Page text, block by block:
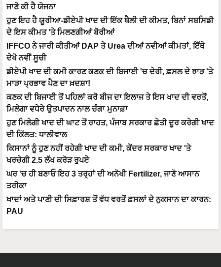
ਜਾਣੋ ਕੀ ਹੈ ਯੋਜਨਾ
ਹੁਣ ਇਹ ਹੈ ਯੂਰੀਆ-ਡੀਏਪੀ ਖਾਦ ਦੀ ਇੱਕ ਥੈਲੀ ਦੀ ਕੀਮਤ, ਬਿਨਾਂ ਸਬਸਿਡੀ
ਦੇ ਇਸ ਕੀਮਤ 'ਤੇ ਮਿਲਣਗੀਆਂ ਬੋਰੀਆਂ
IFFCO ਨੇ ਜਾਰੀ ਕੀਤੀਆਂ DAP ਤੇ Urea ਦੀਆਂ ਨਵੀਆਂ ਕੀਮਤਾਂ, ਇੱਥੇ
ਦੇਖੋ ਨਵੀਂ ਸੂਚੀ
ਡੀਏਪੀ ਖਾਦ ਦੀ ਕਮੀ ਕਾਰਣ ਕਣਕ ਦੀ ਬਿਜਾਈ 'ਚ ਦੇਰੀ, ਫ਼ਸਲ ਦੇ ਝਾੜ 'ਤੇ
ਮਾੜਾ ਪ੍ਰਭਾਵ ਪੈਣ ਦਾ ਖ਼ਦਸ਼ਾ!
ਕਣਕ ਦੀ ਬਿਜਾਈ ਤੋਂ ਪਹਿਲਾਂ ਕਰੋ ਬੀਜ ਦਾ ਇਲਾਜ ਤੇ ਇਸ ਖਾਦ ਦੀ ਵਰਤੋਂ,
ਮਿਲੇਗਾ ਵਧੇਰੇ ਉਤਪਾਦਨ ਨਾਲ ਚੰਗਾ ਮੁਨਾਫ਼ਾ
ਹੁਣ ਮਿਲੇਗੀ ਖਾਦ ਦੀ ਘਾਟ ਤੋਂ ਰਾਹਤ, ਪੰਜਾਬ ਸਰਕਾਰ ਛੇਤੀ ਦੂਰ ਕਰੇਗੀ ਖਾਦ
ਦੀ ਕਿੱਲਤ: ਧਾਲੀਵਾਲ
ਕਿਸਾਨਾਂ ਨੂੰ ਹੁਣ ਨਹੀਂ ਰਹੇਗੀ ਖਾਦ ਦੀ ਕਮੀ, ਕੇਂਦਰ ਸਰਕਾਰ ਖਾਦ 'ਤੇ
ਖਰਚੇਗੀ 2.5 ਲੱਖ ਕਰੋੜ ਰੁਪਏ
ਘਰ 'ਚ ਹੀ ਬਣਾਓ ਇਹ 3 ਤਰ੍ਹਾਂ ਦੀ ਅਨੋਖੀ Fertilizer, ਜਾਣੋ ਆਸਾਨ
ਤਰੀਕਾ
ਖਾਦਾਂ ਅਤੇ ਪਾਣੀ ਦੀ ਸਿਫ਼ਾਰਸ਼ ਤੋਂ ਵੱਧ ਵਰਤੋਂ ਫ਼ਸਲਾਂ ਦੇ ਨੁਕਸਾਨ ਦਾ ਕਾਰਨ:
PAU